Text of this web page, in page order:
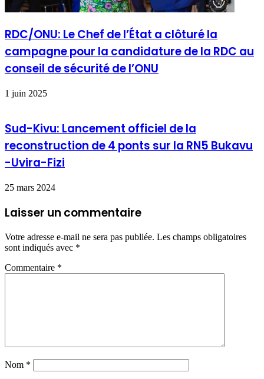
RDC/ONU: Le Chef de l’État a clôturé la
campagne pour la candidature de la RDC au
conseil de sécurité de l’ONU
1 juin 2025
Sud-Kivu: Lancement officiel de la
reconstruction de 4 ponts sur la RN5 Bukavu
-Uvira-Fizi
25 mars 2024
Laisser un commentaire
Votre adresse e-mail ne sera pas publiée. Les champs obligatoires
sont indiqués avec *
Commentaire *
Nom *